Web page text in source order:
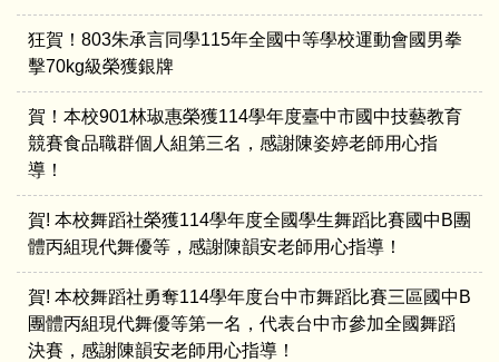
狂賀！803朱承言同學115年全國中等學校運動會國男拳
擊70kg級榮獲銀牌
賀！本校901林琡惠榮獲114學年度臺中市國中技藝教育
競賽食品職群個人組第三名，感謝陳姿婷老師用心指
導！
賀! 本校舞蹈社榮獲114學年度全國學生舞蹈比賽國中B團
體丙組現代舞優等，感謝陳韻安老師用心指導！
賀! 本校舞蹈社勇奪114學年度台中市舞蹈比賽三區國中B
團體丙組現代舞優等第一名，代表台中市參加全國舞蹈
決賽，感謝陳韻安老師用心指導！